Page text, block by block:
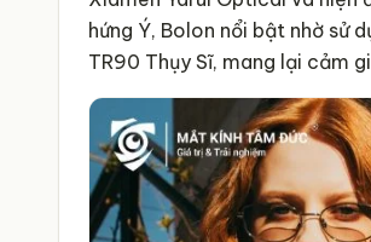
hứng Ý, Bolon nổi bật nhờ sử
TR90 Thụy Sĩ, mang lại cảm